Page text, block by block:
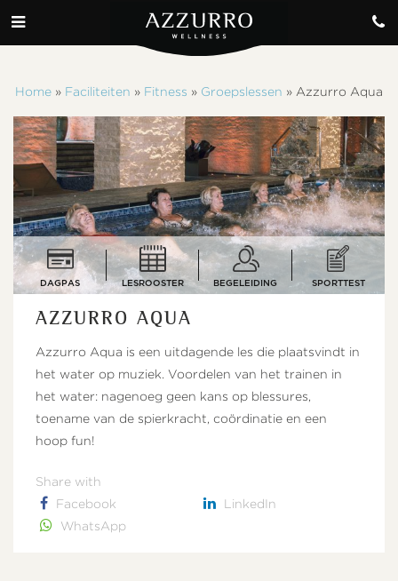
Home » Faciliteiten » Fitness » Groepslessen » Azzurro Aqua
DAGPAS LESROOSTER BEGELEIDING SPORTTEST
AZZURRO AQUA
Azzurro Aqua is een uitdagende les die plaatsvindt in
het water op muziek. Voordelen van het trainen in
het water: nagenoeg geen kans op blessures,
toename van de spierkracht, coördinatie en een
hoop fun!
Share with
Facebook
LinkedIn
WhatsApp